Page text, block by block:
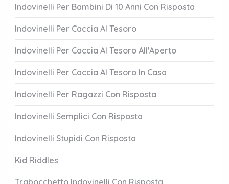
Indovinelli Per Bambini Di 10 Anni Con Risposta
Indovinelli Per Caccia Al Tesoro
Indovinelli Per Caccia Al Tesoro All'Aperto
Indovinelli Per Caccia Al Tesoro In Casa
Indovinelli Per Ragazzi Con Risposta
Indovinelli Semplici Con Risposta
Indovinelli Stupidi Con Risposta
Kid Riddles
Trabocchetto Indovinelli Con Risposta